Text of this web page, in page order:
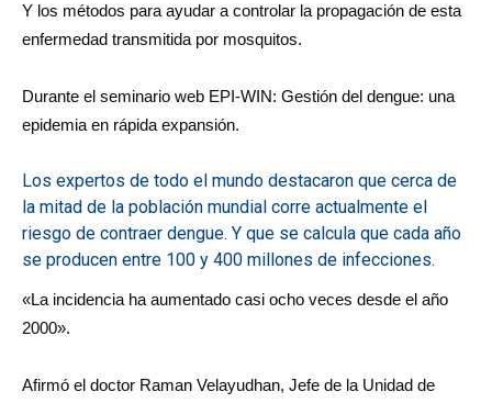
Y los métodos para ayudar a controlar la propagación de esta
enfermedad transmitida por mosquitos.
Durante el seminario web EPI-WIN: Gestión del dengue: una
epidemia en rápida expansión.
Los expertos de todo el mundo destacaron que cerca de
la mitad de la población mundial corre actualmente el
riesgo de contraer dengue. Y que se calcula que cada año
se producen entre 100 y 400 millones de infecciones.
«La incidencia ha aumentado casi ocho veces desde el año
2000».
Afirmó el doctor Raman Velayudhan, Jefe de la Unidad de